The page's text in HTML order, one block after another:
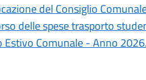
del Consiglio
delle spese trasporto
Estivo Comunale - Anno 2026.